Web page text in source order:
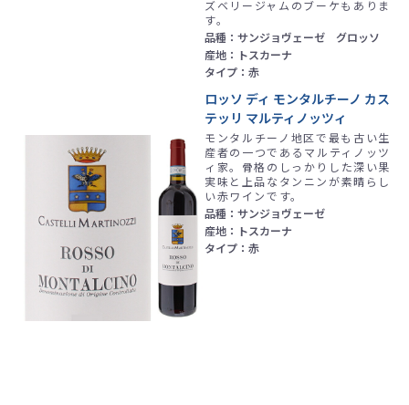
ズベリージャムのブーケもありま
す。
品種：サンジョヴェーゼ グロッソ
産地：トスカーナ
タイプ：赤
ロッソ ディ モンタルチーノ カス
テッリ マルティノッツィ
モンタルチーノ地区で最も古い生
産者の一つであるマルティノッツ
ィ家。骨格のしっかりした深い果
実味と上品なタンニンが素晴らし
い赤ワインです。
品種：サンジョヴェーゼ
産地：トスカーナ
タイプ：赤